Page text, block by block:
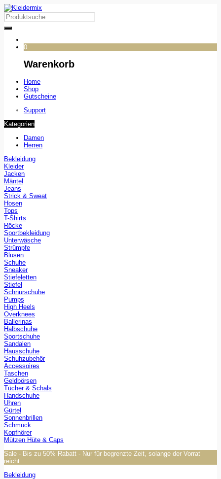
0
Warenkorb
Home
Shop
Gutscheine
Support
Kategorien
Damen
Herren
Bekleidung
Kleider
Jacken
Mäntel
Jeans
Strick & Sweat
Hosen
Tops
T-Shirts
Röcke
Sportbekleidung
Unterwäsche
Strümpfe
Blusen
Schuhe
Sneaker
Stiefeletten
Stiefel
Schnürschuhe
Pumps
High Heels
Overknees
Ballerinas
Halbschuhe
Sportschuhe
Sandalen
Hausschuhe
Schuhzubehör
Accessoires
Taschen
Geldbörsen
Tücher & Schals
Handschuhe
Uhren
Gürtel
Sonnenbrillen
Schmuck
Kopfhörer
Mützen Hüte & Caps
Sale - Bis zu 50% Rabatt - Nur für begrenzte Zeit, solange der Vorrat
reicht
Bekleidung